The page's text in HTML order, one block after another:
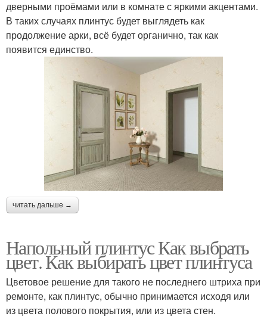
дверными проёмами или в комнате с яркими акцентами.
В таких случаях плинтус будет выглядеть как
продолжение арки, всё будет органично, так как
появится единство.
читать дальше →
Напольный плинтус Как выбрать
цвет. Как выбирать цвет плинтуса
Цветовое решение для такого не последнего штриха при
ремонте, как плинтус, обычно принимается исходя или
из цвета полового покрытия, или из цвета стен.